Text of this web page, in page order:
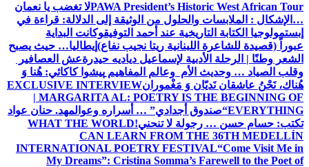
PAWA President’s Historic West African Tourلا تغضب يا نعمان
…الإشكال : الملابسات والحلول من الوثيقة إلى الدلالة: قراءة في
إبستمولوجيا الكتابة التاريخية عند أحمد التوفيقوكانت البداية
عبوراً (قصيدة للشاعرة اللبنانية ريتا نجيب نفاع) إيطاليا… حيث يصبح
الشعر وطنًا | الرحلة الأدبية لإسماعيل دياديه حيدرةعش العصافير
وقلب الصياد … وحديث الأم وعالم المفاهيم پیشوا کاکائي: هُنا وَ
هُناك، نَحْنُ عاشقان نَديّان وَ مَغْمورانEXCLUSIVE INTERVIEW
| MARGARITA AL: POETRY IS THE BEGINNING OF
EVERYTHING“صندوق أجدادي” … أسراره وعوالمهد. حنان عواد
تكتب: حسام حسن … رجولة لا تنحني!WHAT THE WORLD
CAN LEARN FROM THE 36TH MEDELLÍN
INTERNATIONAL POETRY FESTIVAL“Come Visit Me in
My Dreams”: Cristina Somma’s Farewell to the Poet of